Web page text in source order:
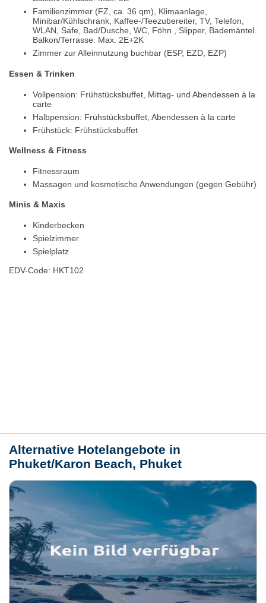
Familienzimmer (FZ, ca. 36 qm), Klimaanlage,
Minibar/Kühlschrank, Kaffee-/Teezubereiter, TV, Telefon,
WLAN, Safe, Bad/Dusche, WC, Föhn , Slipper, Bademäntel.
Balkon/Terrasse. Max. 2E+2K
Zimmer zur Alleinnutzung buchbar (ESP, EZD, EZP)
Essen & Trinken
Vollpension: Frühstücksbuffet, Mittag- und Abendessen à la
carte
Halbpension: Frühstücksbuffet, Abendessen à la carte
Frühstück: Frühstücksbuffet
Wellness & Fitness
Fitnessraum
Massagen und kosmetische Anwendungen (gegen Gebühr)
Minis & Maxis
Kinderbecken
Spielzimmer
Spielplatz
EDV-Code: HKT102
Alternative Hotelangebote in
Phuket/Karon Beach, Phuket